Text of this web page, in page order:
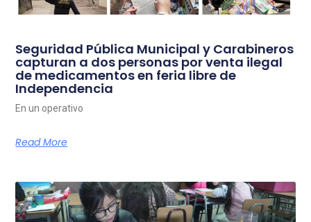
Seguridad Pública Municipal y Carabineros
capturan a dos personas por venta ilegal
de medicamentos en feria libre de
Independencia
En un operativo
Read More